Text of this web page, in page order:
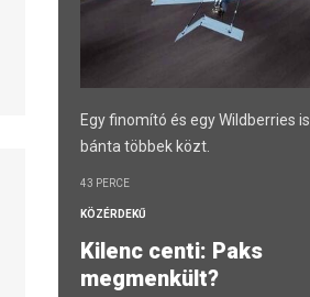
Egy finomító és egy Wildberries is
bánta többek közt.
43 PERCE
KÖZÉRDEKŰ
Kilenc centi: Paks
megmenkült?